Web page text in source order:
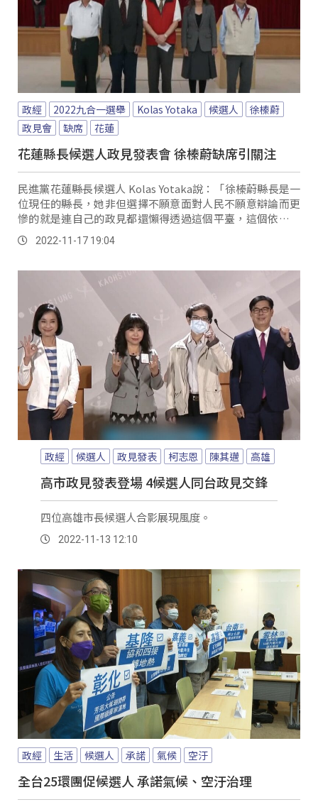
政經 2022九合一選舉 Kolas Yotaka 候選人
徐榛蔚
政見會
缺席 花蓮
花蓮縣長候選人政見發表會 徐榛蔚缺席引關注
民進黨花蓮縣長候選人 Kolas Yotaka說：「徐榛蔚縣長是一
位現任的縣長，她非但選擇不願意面對人民不願意辯論而更
慘的就是連自己的政見都還懶得透過這個平臺，這個依法設
立的平臺來這裡至少向人民簡報，因為徐縣長傅前縣長恐怕
想著自己躺著都會贏。
2022-11-17 19:04
政經 候選人 政見發表 柯志恩 陳其邁 高雄
高市政見發表登場 4候選人同台政見交鋒
四位高雄市長候選人合影展現風度。
2022-11-13 12:10
政經 生活 候選人 承諾 氣候 空汙
全台25環團促候選人 承諾氣候、空汙治理